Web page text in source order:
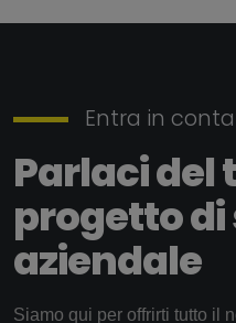
Entra in
Parlaci del
progetto
aziendale
Siamo qui per offrirti tutto il